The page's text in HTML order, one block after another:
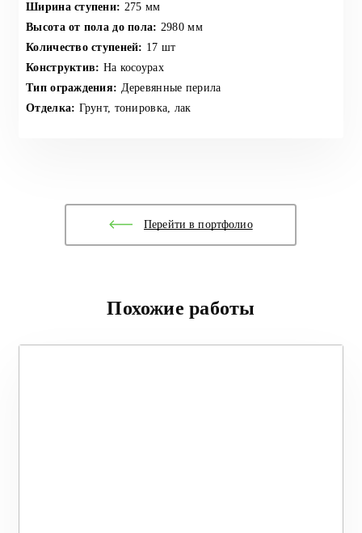
Ширина ступени: 275 мм
Высота от пола до пола: 2980 мм
Количество ступеней: 17 шт
Конструктив: На косоурах
Тип ограждения: Деревянные перила
Отделка: Грунт, тонировка, лак
Перейти в портфолио
Похожие работы